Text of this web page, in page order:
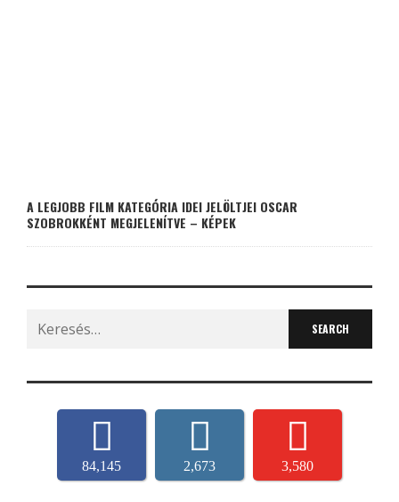
A LEGJOBB FILM KATEGÓRIA IDEI JELÖLTJEI OSCAR
SZOBROKKÉNT MEGJELENÍTVE – KÉPEK
Search
for:
84,145 2,673 3,580